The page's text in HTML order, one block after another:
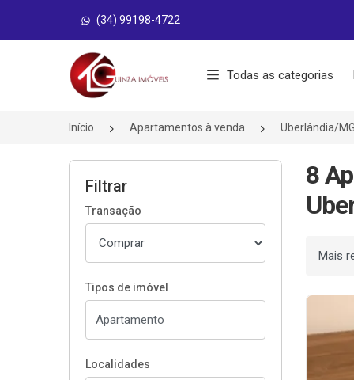
(34) 99198-4722
Página inicial
Todas as categorias
Início Apartamentos à venda Uberlândia/
Filtrar
Transação
Tipos de imóvel
Localidades
8